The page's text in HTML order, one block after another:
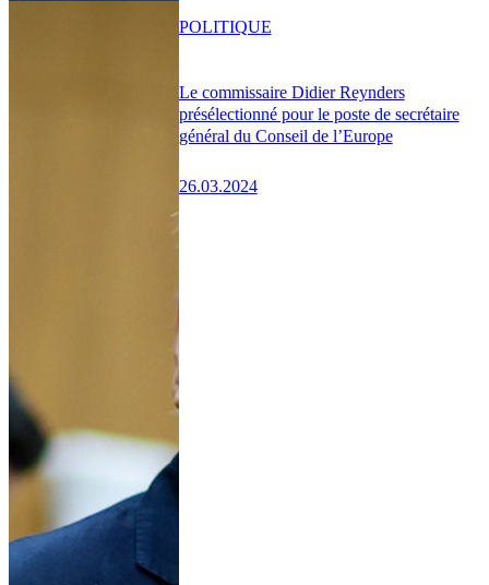
Le commissaire Didier Reynders
présélectionné pour le poste de secrétaire
général du Conseil de l’Europe
26.03.2024
POLITIQUE